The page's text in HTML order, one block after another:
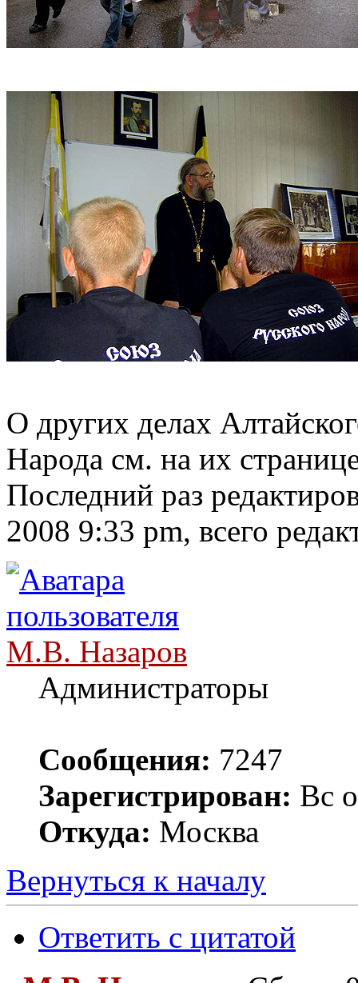
О других делах
Народа см. на их
Последний раз
2008 9:33 pm, всего
М.В. Назаров
Администраторы
Сообщения: 7247
Зарегистрирован: Вс
Откуда: Москва
Вернуться к началу
Ответить с цитатой